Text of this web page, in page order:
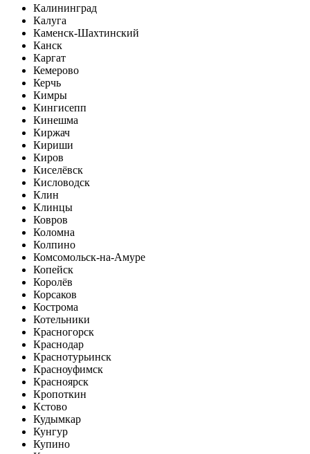
Калининград
Калуга
Каменск-Шахтинский
Канск
Каргат
Кемерово
Керчь
Кимры
Кингисепп
Кинешма
Киржач
Кириши
Киров
Киселёвск
Кисловодск
Клин
Клинцы
Ковров
Коломна
Колпино
Комсомольск-на-Амуре
Копейск
Королёв
Корсаков
Кострома
Котельники
Красногорск
Краснодар
Краснотурьинск
Красноуфимск
Красноярск
Кропоткин
Кстово
Кудымкар
Кунгур
Купино